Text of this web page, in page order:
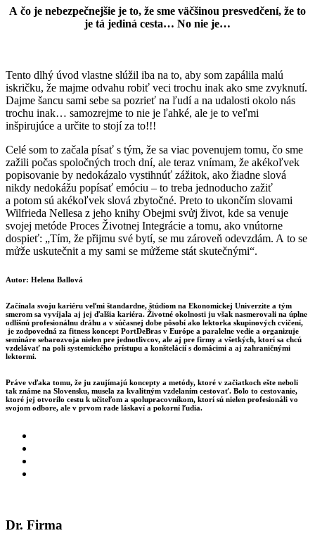
A čo je nebezpečnejšie je to, že sme väčšinou presvedčení, že to
je tá jediná cesta… No nie je…
Tento dlhý úvod vlastne slúžil iba na to, aby som zapálila malú
iskričku, že majme odvahu robiť veci trochu inak ako sme zvyknutí.
Dajme šancu sami sebe sa pozrieť na ľudí a na udalosti okolo nás
trochu inak… samozrejme to nie je ľahké, ale je to veľmi
inšpirujúce a určite to stojí za to!!!
Celé som to začala písať s tým, že sa viac povenujem tomu, čo sme
zažili počas spoločných troch dní, ale teraz vnímam, že akékoľvek
popisovanie by nedokázalo vystihnúť zážitok, ako žiadne slová
nikdy nedokážu popísať emóciu – to treba jednoducho zažiť
a potom sú akékoľvek slová zbytočné. Preto to ukončím slovami
Wilfrieda Nellesa z jeho knihy Obejmi svửj život, kde sa venuje
svojej metóde Proces Životnej Integrácie a tomu, ako vnútorne
dospieť: „Tím, že přijmu své bytí, se mu zároveň odevzdám. A to se
mửže uskutečnit a my sami se mửžeme stát skutečnými“.
Autor: Helena Ballová
Začínala svoju kariéru veľmi štandardne, štúdiom na Ekonomickej Univerzite a tým
smerom sa vyvíjala aj jej ďalšia kariéra. Životné okolnosti ju však nasmerovali na úplne
odlišnú profesionálnu dráhu a v súčasnej dobe pôsobí ako lektorka skupinových cvičení,
je zodpovedná za fitness koncept PortDeBras v Európe a paralelne vedie a organizuje
semináre sebarozvoja nielen pre jednotlivcov, ale aj pre firmy a všetkých, ktorí sa chcú
vzdelávať na poli systemického prístupu a konštelácií s domácimi a aj zahraničnými
lektormi.
Práve vďaka tomu, že ju zaujímajú koncepty a metódy, ktoré v začiatkoch ešte neboli
tak známe na Slovensku, musela za kvalitným vzdelaním cestovať. Bolo to cestovanie,
ktoré jej otvorilo cestu k učiteľom a spolupracovníkom, ktorí sú nielen profesionáli vo
svojom odbore, ale v prvom rade láskaví a pokorní ľudia.
Dr. Firma